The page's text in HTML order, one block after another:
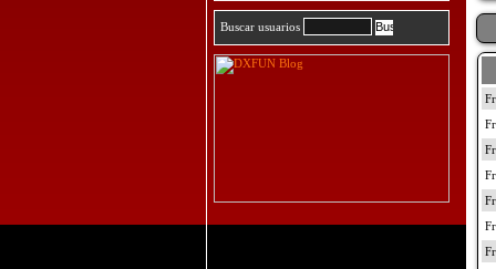
Buscar usuarios